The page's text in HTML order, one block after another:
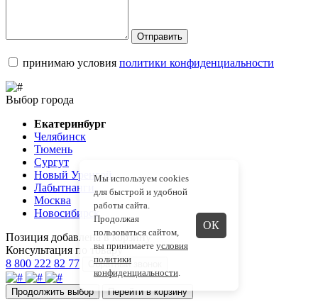
Отправить
принимаю условия политики конфиденциальности
Выбор города
Екатеринбург
Челябинск
Тюмень
Сургут
Новый Уренгой
Лабытнанги
Москва
Новосибирск
Позиция добавлена в корзину
Консультация по товару
8 800 222 82 77
Обратный звонок
Продолжить выбор Перейти в корзину
Мы используем cookies
для быстрой и удобной
работы сайта.
Продолжая
пользоваться сайтом,
вы принимаете условия
политики
конфиденциальности.
ОК